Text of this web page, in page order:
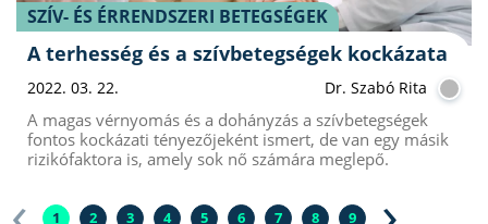
SZÍV- ÉS ÉRRENDSZERI BETEGSÉGEK
A terhesség és a szívbetegségek kockázata
2022. 03. 22. Dr. Szabó Rita
A magas vérnyomás és a dohányzás a szívbetegségek
fontos kockázati tényezőjeként ismert, de van egy másik
rizikófaktora is, amely sok nő számára meglepő.
1 2 3 4 5 6 7 8 9